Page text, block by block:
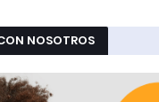
NOSOTROS